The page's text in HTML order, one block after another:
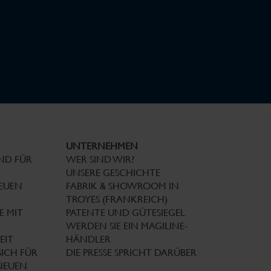
FÜR
MIT
FÜR
UNTERNEHMEN
WER SIND WIR?
UNSERE GESCHICHTE
FABRIK & SHOWROOM IN
TROYES (FRANKREICH)
PATENTE UND GÜTESIEGEL
WERDEN SIE EIN MAGILINE-
HÄNDLER
DIE PRESSE SPRICHT DARÜBER